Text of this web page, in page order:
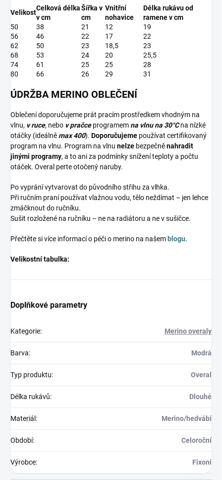
Velikost
Celková délka
v cm
Šířka v
cm
Vnitřní
nohavice
Délka rukávu od
ramene v cm
50
38 21 12
19
56
46 22 17
22
62
50 23 18,5
23
68
53 24 20
25,5
74
61 25 25
28
80
66 26 29 31
ÚDRŽBA MERINO OBLEČENÍ
Oblečení doporučujeme prát pracím prostředkem vhodným na
vlnu, v ruce, nebo v pračceprogramemna vlnu na 30°Cna nízké
otáčky (ideálněmax 400). Doporučujeme používat certifikovaný
program na vlnu. Program na vlnu nelze bezpečněnahradit
jinými programy, a to ani za podmínky snížení teploty a počtu
otáček. Overal perte otočený naruby.
Po vyprání vytvarovat do původního střihu za vlhka.
Při ručním praní používat vlažnou vodu, tělo neždímat – jen lehce
zmáčknout do ručníku.
Sušit rozložené na ručníku – ne na radiátoru a ne v sušičce.
Přečtěte si více informací o péči o merino na našem blogu.
Velikostní tabulka:
Doplňkové parametry
Kategorie: Merino overaly
Barva: Modrá
Typ produktu: Overal
Délka rukávů: Dlouhé
Materiál : Merino/hedvábí
Období: Celoroční
Výrobce: Fixoni